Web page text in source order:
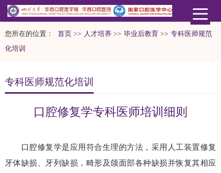
您所在的位置： 首页 >> 人才培养 >> 毕业后教育 >> 专科医师规范
化培训
专科医师规范化培训
口腔修复学专科医师培训细则
口腔修复学是应用符合生理的方法，采用人工装置修复
牙体缺损、牙列缺损，畸形及颌面部各种缺损并恢复其相应